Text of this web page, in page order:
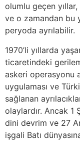
olumlu geçen
ve o zamandan bu
peryoda ayrılabilir.
1970’li yıllarda
ticaretindeki
askeri operasyonu
uygulaması ve
sağlanan
olaylardır. Ancak 1
dini devrim ve 27
işgali Batı